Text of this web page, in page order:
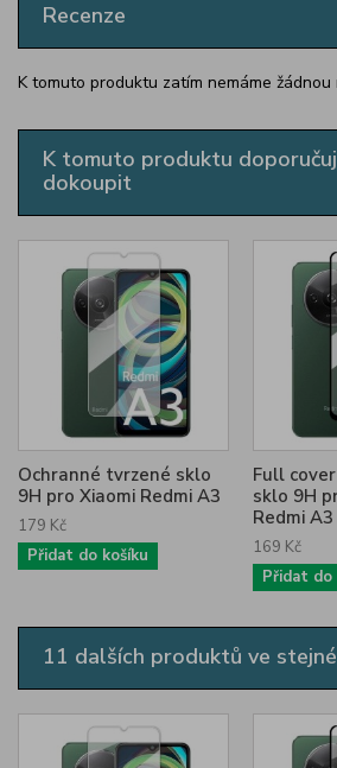
Recenze
K tomuto produktu zatím nemáme žádnou
K tomuto produktu
dokoupit
Ochranné tvrzené sklo
9H pro Xiaomi Redmi A3
179 Kč
Přidat do košíku
Full
sklo 9H
Redmi
169 Kč
Přidat do
11 dalších produktů ve